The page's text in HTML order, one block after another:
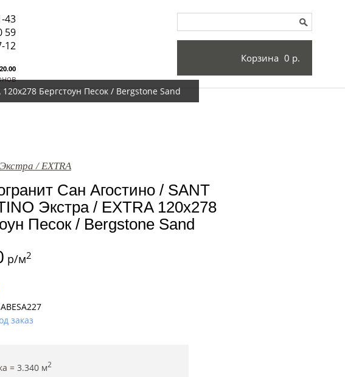
43
59
12
Корзина 0 р.
Бергстоун Песок / Bergstone Sand
/ EXTRA
Сан Агостино / SANT
Экстра / EXTRA 120x278
Песок / Bergstone Sand
р/м2
заказ
= 3.340м2